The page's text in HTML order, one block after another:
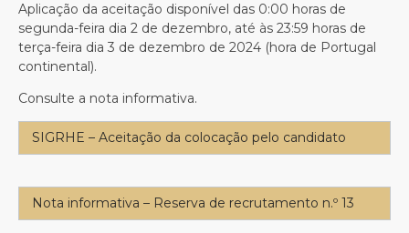
Aplicação da aceitação disponível das 0:00 horas de
segunda-feira dia 2 de dezembro, até às 23:59 horas de
terça-feira dia 3 de dezembro de 2024 (hora de Portugal
continental).
Consulte a nota informativa.
SIGRHE – Aceitação da colocação pelo candidato
Nota informativa – Reserva de recrutamento n.º 13